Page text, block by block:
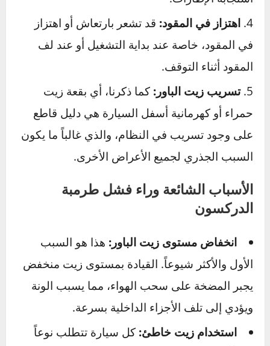
ثقل وصعوبة في التوجيه:إذا شعرت أنك تبذل
مجهوداً أكبر من المعتاد، خاصة عند ركن السيارة أو
عند بدء تشغيلها في الصباح البارد، فهذا يعني أن
المضخة لا توفر الضغط الكافي.
استجابة بطيئة للمقود: تشعر بوجود “فراغ” أو
تأخير طفيف بين لحظة تحريك المقود ولحظة
استجابة الإطارات.
اهتزاز في المقود:قد تشعر بارتعاش أو اهتزاز
في المقود، خاصة عند بداية التشغيل أو عند لف
تسريب زيت الباور: كما ذكرنا، أي بقعة زيت
حمراء أو كهرمانية أسفل السيارة هي دليل قاطع
على وجود تسريب في النظام، والذي غالباً ما يكون
السبب الجذري لجميع الأعراض الأخرى.